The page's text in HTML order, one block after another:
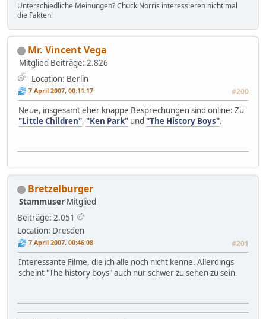
Unterschiedliche Meinungen? Chuck Norris interessieren nicht mal
die Fakten!
Mr. Vincent Vega
Mitglied Beiträge: 2.826
Location: Berlin
7 April 2007, 00:11:17 #200
Neue, insgesamt eher knappe Besprechungen sind online: Zu
"Little Children", "Ken Park" und "The History Boys".
Bretzelburger
Stammuser Mitglied
Beiträge: 2.051
Location: Dresden
7 April 2007, 00:46:08 #201
Interessante Filme, die ich alle noch nicht kenne. Allerdings
scheint "The history boys" auch nur schwer zu sehen zu sein.